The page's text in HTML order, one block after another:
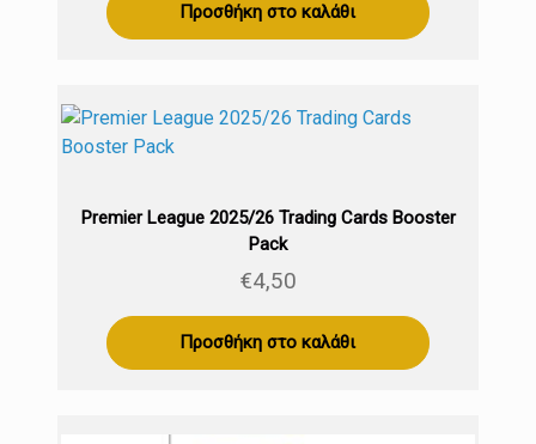
Προσθήκη στο καλάθι
Premier League 2025/26 Trading Cards Booster
Pack
€4,50
Προσθήκη στο καλάθι